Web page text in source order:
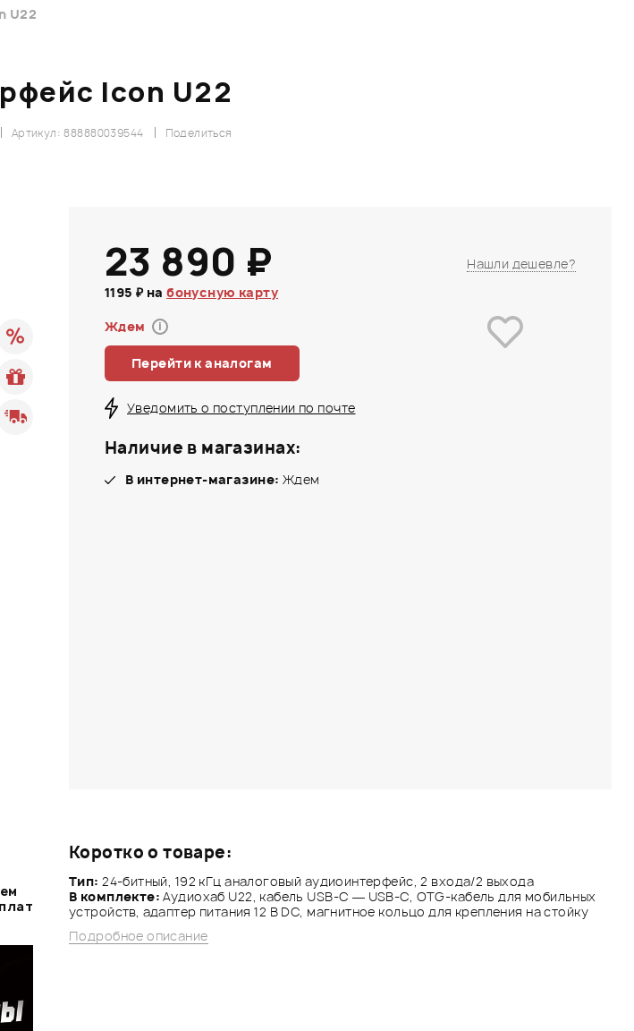
U22
Icon U22
Поделиться
Артикул: 888880039544
Коротко о товаре:
Тип: 24-битный, 192 кГц аналоговый аудиоинтерфейс, 2 входа/2 выхода
В комплекте:Аудиохаб U22, кабель USB-C — USB-C, OTG-кабель для мобильных
устройств, адаптер питания 12 В DC, магнитное кольцо для крепления на стойку
Подробное описание
23 890 ₽
1195 ₽ набонусную карту
Нашли дешевле?
Ждем i
Перейти к аналогам
Уведомить о поступлении по почте
Наличие в магазинах:
В интернет-магазине: Ждем